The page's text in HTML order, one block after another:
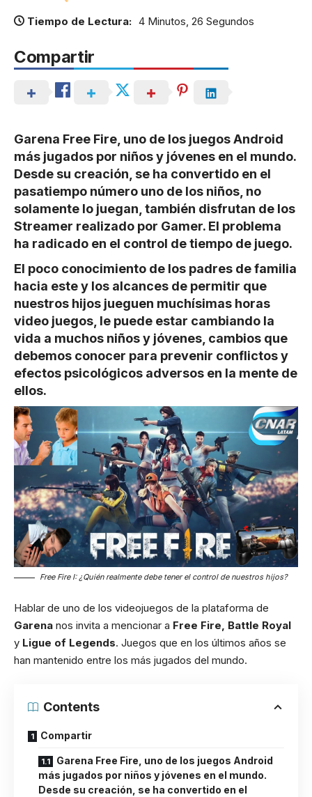
Tiempo de Lectura: 4 Minutos, 26 Segundos
Compartir
Garena Free Fire, uno de los juegos Android
más jugados por niños y jóvenes en el mundo.
Desde su creación, se ha convertido en el
pasatiempo número uno de los niños, no
solamente lo juegan, también disfrutan de los
Streamer realizado por Gamer. El problema
ha radicado en el control de tiempo de juego.
El poco conocimiento de los padres de familia
hacia este y los alcances de permitir que
nuestros hijos jueguen muchísimas horas
video juegos, le puede estar cambiando la
vida a muchos niños y jóvenes, cambios que
debemos conocer para prevenir conflictos y
efectos psicológicos adversos en la mente de
ellos.
Free Fire I: ¿Quién realmente debe tener el control de nuestros hijos?
Hablar de uno de los videojuegos de la plataforma de
Garena nos invita a mencionar a Free Fire, Battle Royal
y Ligue of Legends. Juegos que en los últimos años se
han mantenido entre los más jugados del mundo.
Contents
Compartir
Garena Free Fire, uno de los juegos Android
más jugados por niños y jóvenes en el mundo.
Desde su creación, se ha convertido en el